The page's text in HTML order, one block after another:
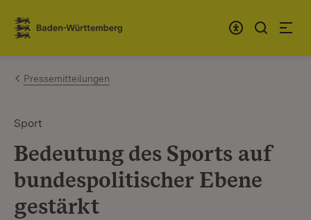
Zum Inhalt springen
Link zur Startseite
Pressemitteilungen
Sport
Bedeutung des Sports auf
bundespolitischer Ebene
gestärkt